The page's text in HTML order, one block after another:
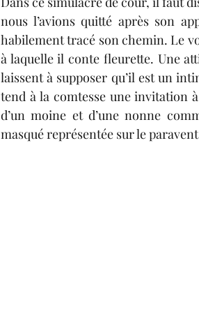
nous l’avions quitté après son
habilement tracé son chemin. Le
à laquelle il conte fleurette. Une
laissent à supposer qu’il est un
tend à la comtesse une invitation
d’un moine et d’une nonne
masqué représentée sur le